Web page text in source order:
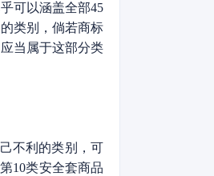
可以涵盖全部45
类别，倘若商标
当属于这部分类
不利的类别，可
10类安全套商品